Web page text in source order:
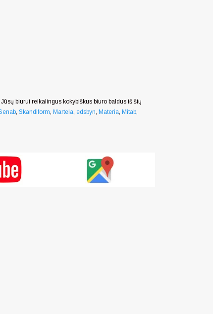
biurui reikalingus kokybiškus biuro baldus iš šių
Skandiform Martela edsbyn Materia Mitab